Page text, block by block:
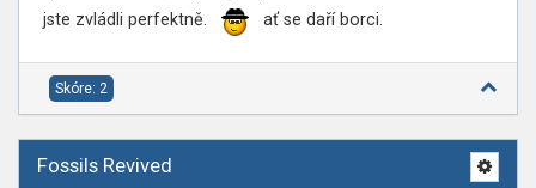
jste zvládli perfektně.
ať se daří borci.
Skóre: 2
Fossils Revived